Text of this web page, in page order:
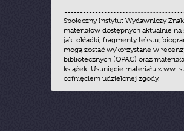
Społeczny Instytut Wydawniczy
materiałów dostępnych aktualnie
jak: okładki, fragmenty tekstu,
mogą zostać wykorzystane w
bibliotecznych (OPAC) oraz
książek. Usunięcie materiału z ww.
cofnięciem udzielonej zgody.